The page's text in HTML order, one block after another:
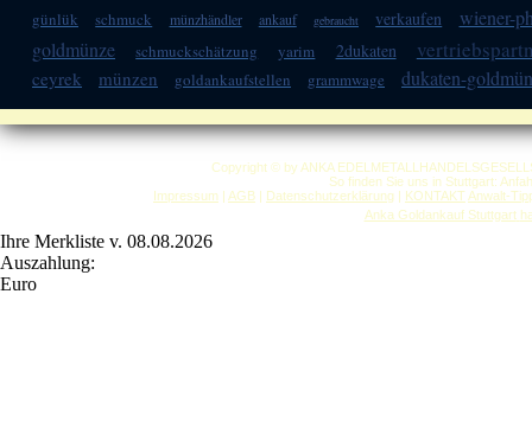
günlük schmuck münzhändler ankauf gebraucht verkaufen
wiener-
goldmünze
schmuckschätzung yarim 2dukaten
ceyrek münzen goldankaufstellen grammwage dukaten-
Copyright © by ANKA
So finden Sie uns in Stuttgart:
Impressum | AGB | Datenschutzerklärung | KONTAKT Anwalt-
Anka Goldankauf Stuttgart
Ihre Merkliste v. 08.08.2026
Auszahlung:
Euro